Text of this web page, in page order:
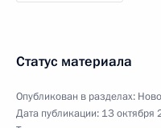
Статус материала
Опубликован в разделах:
Дата публикации: 13 октября